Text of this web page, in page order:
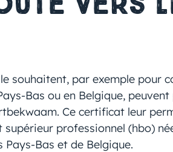
souhaitent, par exemple pour
Bas ou en Belgique,
Ce certificat leur
supérieur professionnel (hbo)
Pays-Bas et de Belgique.